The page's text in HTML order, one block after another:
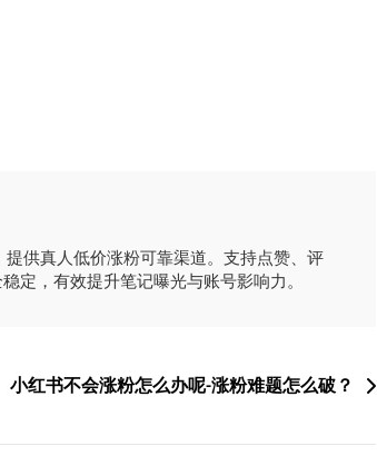
供真人低价涨粉可靠渠道。支持点赞、评
定，有效提升笔记曝光与账号影响力。
小红书不会涨粉怎么办呢-涨粉难题怎么破？